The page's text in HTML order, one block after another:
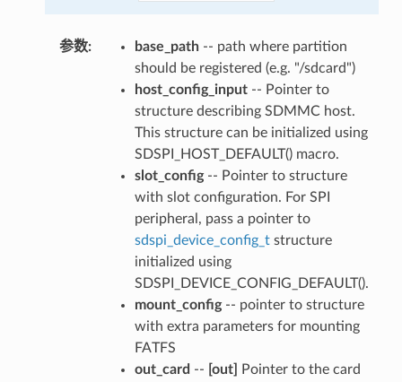
参数: base_path-- path where partition
should be registered (e.g. "/sdcard")
host_config_input-- Pointer to
structure describing SDMMC host.
This structure can be initialized using
SDSPI_HOST_DEFAULT() macro.
slot_config-- Pointer to structure
with slot configuration. For SPI
peripheral, pass a pointer to
sdspi_device_config_tstructure
initialized using
SDSPI_DEVICE_CONFIG_DEFAULT().
mount_config-- pointer to structure
with extra parameters for mounting
FATFS
out_card -- [out]
Pointer to the card